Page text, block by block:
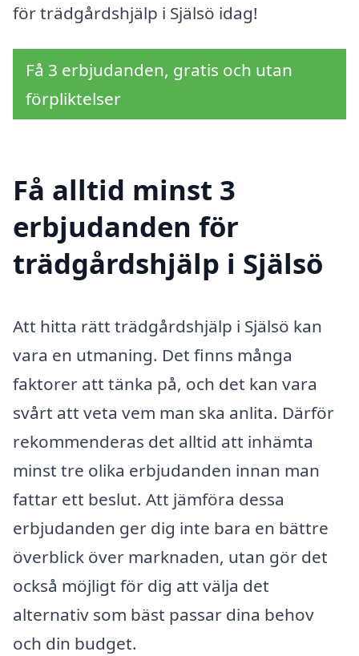
för trädgårdshjälp i Själsö idag!
Få 3 erbjudanden, gratis och utan
förpliktelser
Få alltid minst 3
erbjudanden för
trädgårdshjälp i Själsö
Att hitta rätt trädgårdshjälp i Själsö kan
vara en utmaning. Det finns många
faktorer att tänka på, och det kan vara
svårt att veta vem man ska anlita. Därför
rekommenderas det alltid att inhämta
minst tre olika erbjudanden innan man
fattar ett beslut. Att jämföra dessa
erbjudanden ger dig inte bara en bättre
överblick över marknaden, utan gör det
också möjligt för dig att välja det
alternativ som bäst passar dina behov
och din budget.